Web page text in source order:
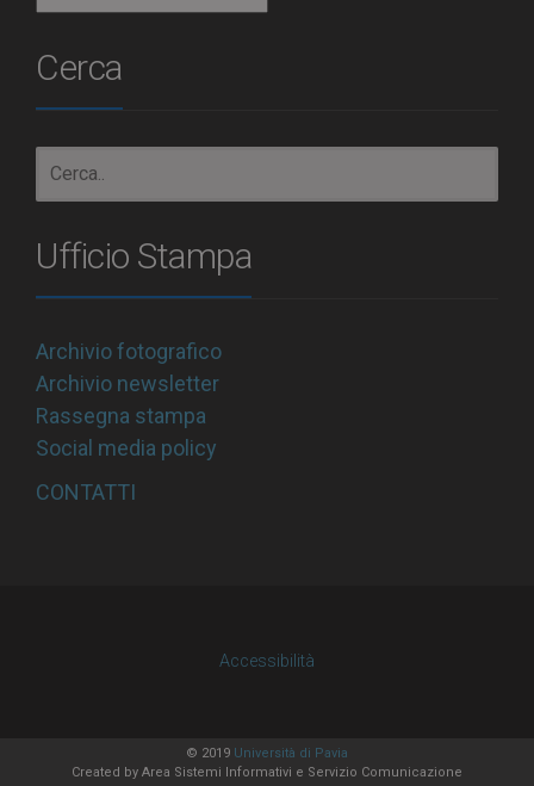
Cerca
Ufficio Stampa
Archivio fotografico
Archivio newsletter
Rassegna stampa
Social media policy
CONTATTI
Accessibilità
© 2019 Università di Pavia
Created by Area Sistemi Informativi e Servizio Comunicazione